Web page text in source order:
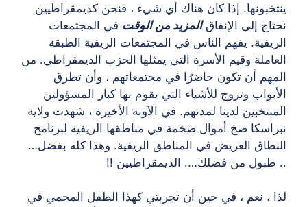
ينتخبونها. إذا كان هناك أي شيء ، فنحن كديمقراطيين
نحتاج إلى الإنفاقالمزيد من الوقت في المجتمعات
الريفية. يفهم الناس في المجتمعات الريفية الطبقة
العاملة وقيم الأسرة التي يمثلها الحزب الديمقراطي. من
المهم أن تكون حاضرًا في مجتمعاتهم ، وأن تطرق
الأبواب وتروج للأشياء التي يقوم بها كبار المسؤولين
المنتخبين لدينا لمدنهم. في الآونة الأخيرة ، شهدت ولاية
نبراسكا ضخ أموال ضخمة في مناطقها الريفية لبرنامج
النطاق العريض في المناطق الريفية. وهذا كله بفضل…
.. طبول من فضلك…. الديمقراطيين !!
لذا ، نعم ، في حين أن تجربتي كهذا الطفل المحمي في